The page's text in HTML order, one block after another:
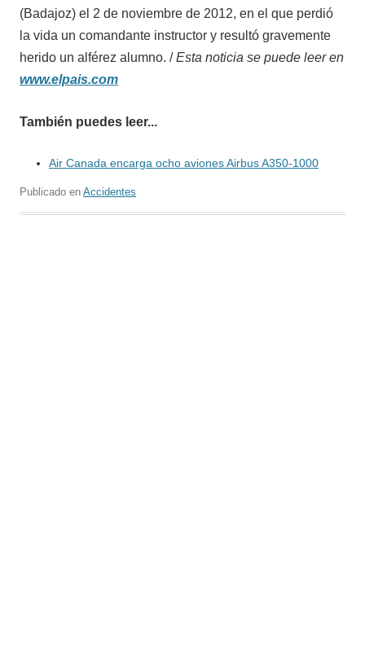
(Badajoz) el 2 de noviembre de 2012, en el que perdió
la vida un comandante instructor y resultó gravemente
herido un alférez alumno. /Esta noticia se puede leer en
www.elpais.com
También puedes leer...
Air Canada encarga ocho aviones Airbus A350-1000
Publicado en Accidentes